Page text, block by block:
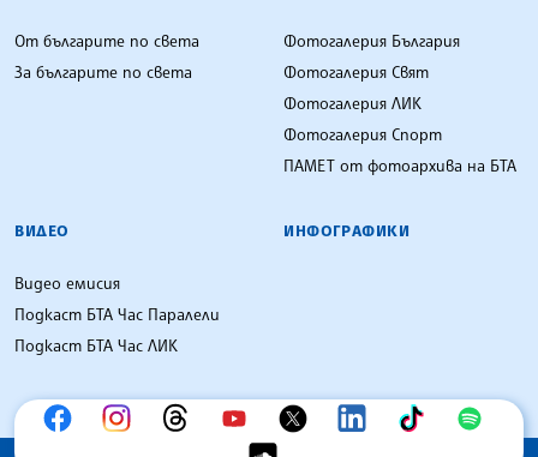
От българите по света
За българите по света
Фотогалерия България
Фотогалерия Свят
Фотогалерия ЛИК
Фотогалерия Спорт
ПАМЕТ от фотоархива на БТА
ВИДЕО
Видео емисия
Подкаст БТА Час Паралели
Подкаст БТА Час ЛИК
ИНФОГРАФИКИ